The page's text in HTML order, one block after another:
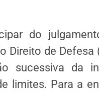
do
Direito de
sucessiva da
limites. Para a